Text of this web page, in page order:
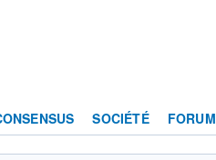
SOCIÉTÉ FORUM